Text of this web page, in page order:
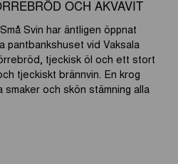
OCH AKVAVIT
Svin har äntligen öppnat
pantbankshuset vid Vaksala
tjeckisk öl och ett stort
tjeckiskt brännvin. En krog
och skön stämning alla